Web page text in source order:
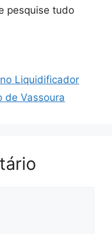
pesquise tudo
Liquidificador
de Vassoura